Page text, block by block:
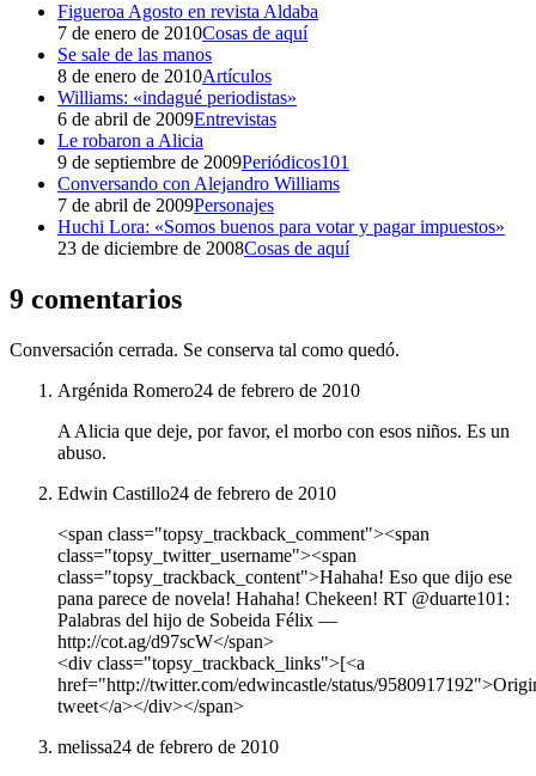
Figueroa Agosto en revista Aldaba
7 de enero de 2010Cosas de aquí
Se sale de las manos
8 de enero de 2010Artículos
Williams: «indagué periodistas»
6 de abril de 2009Entrevistas
Le robaron a Alicia
9 de septiembre de 2009Periódicos101
Conversando con Alejandro Williams
7 de abril de 2009Personajes
Huchi Lora: «Somos buenos para votar y pagar impuestos»
23 de diciembre de 2008Cosas de aquí
9 comentarios
Conversación cerrada. Se conserva tal como quedó.
Argénida Romero24 de febrero de 2010
A Alicia que deje, por favor, el morbo con esos niños. Es un
abuso.
Edwin Castillo24 de febrero de 2010
<span class="topsy_trackback_comment"><span
class="topsy_twitter_username"><span
class="topsy_trackback_content">Hahaha! Eso que dijo ese
pana parece de novela! Hahaha! Chekeen! RT @duarte101:
Palabras del hijo de Sobeida Félix ―
http://cot.ag/d97scW</span>
<div class="topsy_trackback_links">[<a
href="http://twitter.com/edwincastle/status/
tweet</a></div></span>
melissa24 de febrero de 2010